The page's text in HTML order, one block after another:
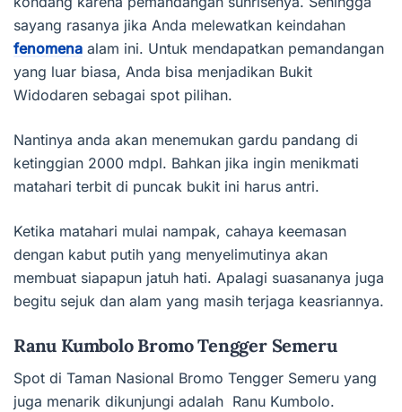
sayang rasanya jika Anda melewatkan keindahan
fenomena alam ini. Untuk mendapatkan pemandangan
yang luar biasa, Anda bisa menjadikan Bukit
Widodaren sebagai spot pilihan.
Nantinya anda akan menemukan gardu pandang di
ketinggian 2000 mdpl. Bahkan jika ingin menikmati
matahari terbit di puncak bukit ini harus antri.
Ketika matahari mulai nampak, cahaya keemasan
dengan kabut putih yang menyelimutinya akan
membuat siapapun jatuh hati. Apalagi suasananya juga
begitu sejuk dan alam yang masih terjaga keasriannya.
Ranu Kumbolo Bromo Tengger Semeru
Spot di Taman Nasional Bromo Tengger Semeru yang
juga menarik dikunjungi adalah Ranu Kumbolo.